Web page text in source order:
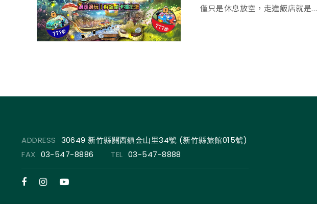
僅只是休息放空，走進飯店就是...
ADDRESS 30649 新竹縣關西鎮金山里34號 (新竹縣旅館015號)
FAX 03-547-8886 TEL 03-547-8888